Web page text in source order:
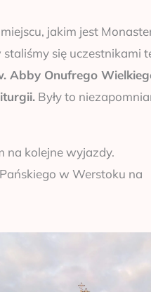
jakim jest
się uczestnikami
Abby Onufrego
Były to
na kolejne wyjazdy.
w Werstoku na